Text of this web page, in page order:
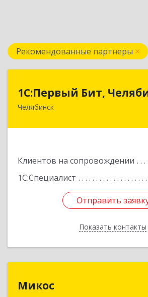
Рекомендованные партнеры
1С:Первый Бит,
Челябинск
Клиентов на сопровождении
1С:Специалист
Отправить
Показать контакты
1С:Первый Бит,
Отправить
Назад
Микос